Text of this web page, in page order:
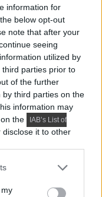
information for
below opt-out
note that after your
seeing
utilized by
parties prior to
of the further
third parties on the
information may
the
IAB’s List of
it to other
or more Google
You may click to